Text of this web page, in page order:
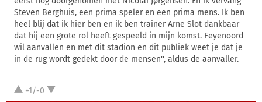
Steven Berghuis, een prima speler en een prima mens. Ik ben
heel blij dat ik hier ben en ik ben trainer Arne Slot dankbaar
dat hij een grote rol heeft gespeeld in mijn komst. Feyenoord
wil aanvallen en met dit stadion en dit publiek weet je dat je
in de rug wordt gedekt door de mensen'', aldus de aanvaller.
+1/-0